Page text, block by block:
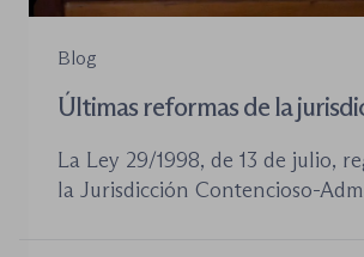
Blog
Últimas reformas de la
La Ley 29/1998, de 13 de julio,
la Jurisdicción Contencioso-